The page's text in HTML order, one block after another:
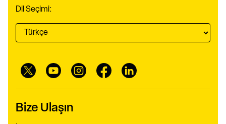
Dil Seçimi:
Bize Ulaşın